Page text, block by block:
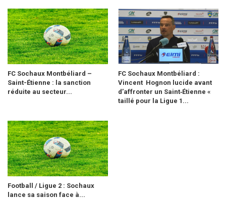
FC Sochaux Montbéliard –
Saint-Étienne : la sanction
réduite au secteur...
FC Sochaux Montbéliard :
Vincent Hognon lucide avant
d’affronter un Saint‑Étienne «
taillé pour la Ligue 1...
Football / Ligue 2 : Sochaux
lance sa saison face à...